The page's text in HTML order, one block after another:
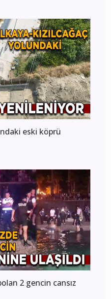
eski köprü
2 gencin cansız